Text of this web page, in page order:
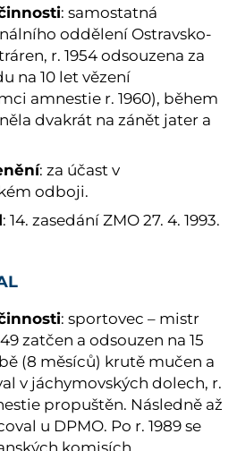
: samostatná
oddělení Ostravsko-
r. 1954 odsouzena za
na 10 let vězení
amnestie r. 1960), během
dvakrát na zánět jater a
: za účast v
odboji.
: 14. zasedání ZMO 27. 4. 1993.
: sportovec – mistr
zatčen a odsouzen na 15
(8 měsíců) krutě mučen a
v jáchymovských dolech, r.
propuštěn. Následně až
u DPMO. Po r. 1989 se